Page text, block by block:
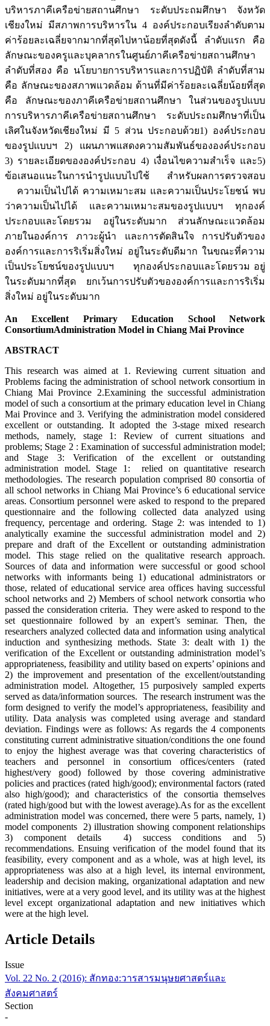
บริหารภาคีเครือข่ายสถานศึกษา ระดับประถมศึกษา จังหวัด
เชียงใหม่ มีสภาพการบริหารใน 4 องค์ประกอบเรียงลำดับตาม
ค่าร้อยละเฉลี่ยจากมากที่สุดไปหาน้อยที่สุดดังนี้ ลำดับแรก คือ
ลักษณะของครูและบุคลากรในศูนย์ภาคีเครือข่ายสถานศึกษา
ลำดับที่สอง คือ นโยบายการบริหารและการปฏิบัติ ลำดับที่สาม
คือ ลักษณะของสภาพแวดล้อม ด้านที่มีค่าร้อยละเฉลี่ยน้อยที่สุด
คือ ลักษณะของภาคีเครือข่ายสถานศึกษา ในส่วนของรูปแบบ
การบริหารภาคีเครือข่ายสถานศึกษา ระดับประถมศึกษาที่เป็น
เลิศในจังหวัดเชียงใหม่ มี 5 ส่วน ประกอบด้วย1) องค์ประกอบ
ของรูปแบบฯ 2) แผนภาพแสดงความสัมพันธ์ขององค์ประกอบ
3) รายละเอียดขององค์ประกอบ 4) เงื่อนไขความสำเร็จ และ5)
ข้อเสนอแนะในการนำรูปแบบไปใช้ สำหรับผลการตรวจสอบ
ความเป็นไปได้ ความเหมาะสม และความเป็นประโยชน์ พบ
ว่าความเป็นไปได้ และความเหมาะสมของรูปแบบฯ ทุกองค์
ประกอบและโดยรวม อยู่ในระดับมาก ส่วนลักษณะแวดล้อม
ภายในองค์การ ภาวะผู้นำ และการตัดสินใจ การปรับตัวของ
องค์การและการริเริ่มสิ่งใหม่ อยู่ในระดับดีมาก ในขณะที่ความ
เป็นประโยชน์ของรูปแบบฯ ทุกองค์ประกอบและโดยรวม อยู่
ในระดับมากที่สุด ยกเว้นการปรับตัวขององค์การและการริเริ่ม
สิ่งใหม่ อยู่ในระดับมาก
An Excellent Primary Education School Network
ConsortiumAdministration Model in Chiang Mai Province
ABSTRACT
This research was aimed at 1. Reviewing current situation and
Problems facing the administration of school network consortium in
Chiang Mai Province 2.Examining the successful administration
model of such a consortium at the primary education level in Chiang
Mai Province and 3. Verifying the administration model considered
excellent or outstanding. It adopted the 3-stage mixed research
methods, namely, stage 1: Review of current situations and
problems; Stage 2 : Examination of successful administration model;
and Stage 3: Verification of the excellent or outstanding
administration model. Stage 1: relied on quantitative research
methodologies. The research population comprised 80 consortia of
all school networks in Chiang Mai Province’s 6 educational service
areas. Consortium personnel were asked to respond to the prepared
questionnaire and the following collected data analyzed using
frequency, percentage and ordering. Stage 2: was intended to 1)
analytically examine the successful administration model and 2)
prepare and draft of the Excellent or outstanding administration
model. This stage relied on the qualitative research approach.
Sources of data and information were successful or good school
networks with informants being 1) educational administrators or
those, related of educational service area offices having successful
school networks and 2) Members of school network consortia who
passed the consideration criteria. They were asked to respond to the
set questionnaire followed by an expert’s seminar. Then, the
researchers analyzed collected data and information using analytical
induction and synthesizing methods. State 3: dealt with 1) the
verification of the Excellent or outstanding administration model’s
appropriateness, feasibility and utility based on experts’ opinions and
2) the improvement and presentation of the excellent/outstanding
administration model. Altogether, 15 purposively sampled experts
served as data/information sources. The research instrument was the
form designed to verify the model’s appropriateness, feasibility and
utility. Data analysis was completed using average and standard
deviation. Findings were as follows: As regards the 4 components
constituting current administrative situation/conditions the one found
to enjoy the highest average was that covering characteristics of
teachers and personnel in consortium offices/centers (rated
highest/very good) followed by those covering administrative
policies and practices (rated high/good); environmental factors (rated
also high/good); and characteristics of the consortia themselves
(rated high/good but with the lowest average).As for as the excellent
administration model was concerned, there were 5 parts, namely, 1)
model components 2) illustration showing component relationships
3) component details 4) success conditions and 5)
recommendations. Ensuing verification of the model found that its
feasibility, every component and as a whole, was at high level, its
appropriateness was also at a high level, its internal environment,
leadership and decision making, organizational adaptation and new
initiatives, were at a very good level, and its utility was at the highest
level except organizational adaptation and new initiatives which
were at the high level.
Article Details
Issue
Vol. 22 No. 2 (2016): สักทอง:วารสารมนุษยศาสตร์และ
สังคมศาสตร์
Section
-